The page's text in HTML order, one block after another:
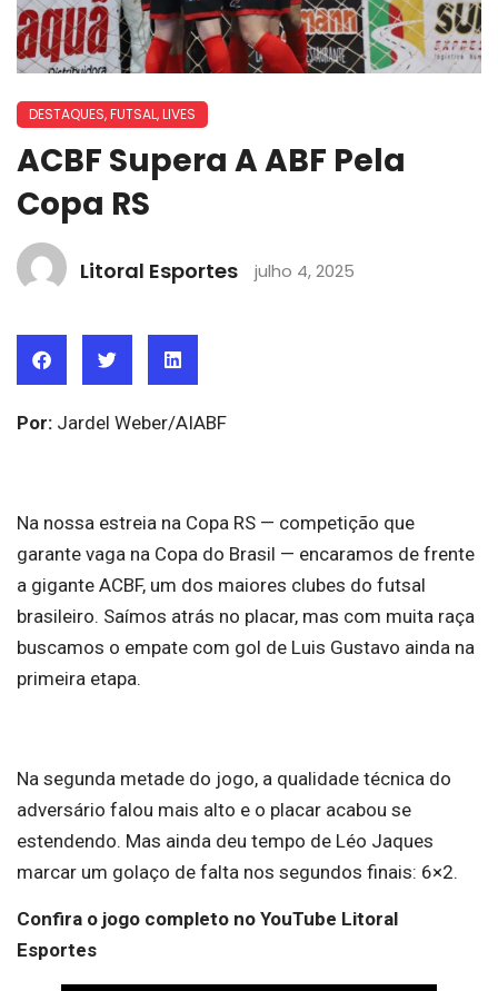
DESTAQUES,FUTSAL,LIVES
ACBF Supera A ABF Pela
Copa RS
Litoral Esportes julho 4, 2025
Por: Jardel Weber/AIABF
Na nossa estreia na Copa RS — competição que
garante vaga na Copa do Brasil — encaramos de frente
a gigante ACBF, um dos maiores clubes do futsal
brasileiro. Saímos atrás no placar, mas com muita raça
buscamos o empate com gol de Luis Gustavo ainda na
primeira etapa.
Na segunda metade do jogo, a qualidade técnica do
adversário falou mais alto e o placar acabou se
estendendo. Mas ainda deu tempo de Léo Jaques
marcar um golaço de falta nos segundos finais: 6×2.
Confira o jogo completo no YouTube Litoral
Esportes